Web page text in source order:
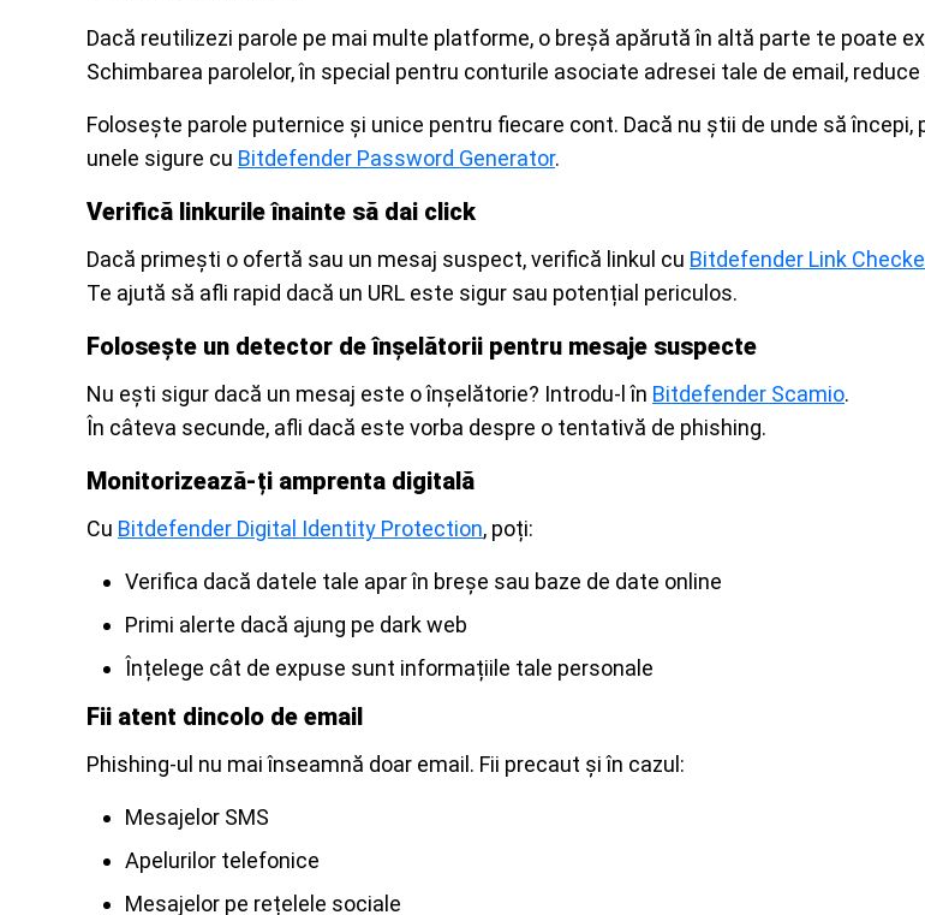
Dacă reutilizezi parole pe mai multe platforme, o breșă apărută în altă parte te poate
Schimbarea parolelor, în special pentru conturile asociate adresei tale de email,
Folosește parole puternice și unice pentru fiecare cont. Dacă nu știi de unde să începi,
unele sigure cu Bitdefender Password Generator.
Verifică linkurile înainte să dai click
Dacă primești o ofertă sau un mesaj suspect, verifică linkul cu Bitdefender Link
Te ajută să afli rapid dacă un URL este sigur sau potențial periculos.
Folosește un detector de înșelătorii pentru mesaje suspecte
Nu ești sigur dacă un mesaj este o înșelătorie? Introdu-l în Bitdefender Scamio.
În câteva secunde, afli dacă este vorba despre o tentativă de phishing.
Monitorizează-ți amprenta digitală
Cu Bitdefender Digital Identity Protection, poți:
Verifica dacă datele tale apar în breșe sau baze de date online
Primi alerte dacă ajung pe dark web
Înțelege cât de expuse sunt informațiile tale personale
Fii atent dincolo de email
Phishing-ul nu mai înseamnă doar email. Fii precaut și în cazul:
Mesajelor SMS
Apelurilor telefonice
Mesajelor pe rețelele sociale